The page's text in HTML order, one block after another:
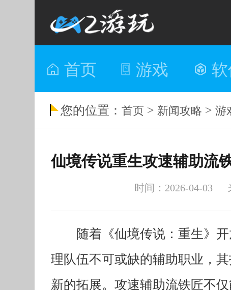
首页 游戏
您的位置： 首页 > 新闻攻略 > 游
时间：2026-04-03
随着《仙境传说：重生》
理队伍不可或缺的辅助职业，
新的拓展。攻速辅助流铁匠不